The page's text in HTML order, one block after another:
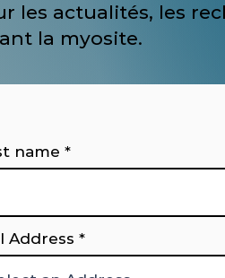
les actualités, les
la myosite.
name
Address